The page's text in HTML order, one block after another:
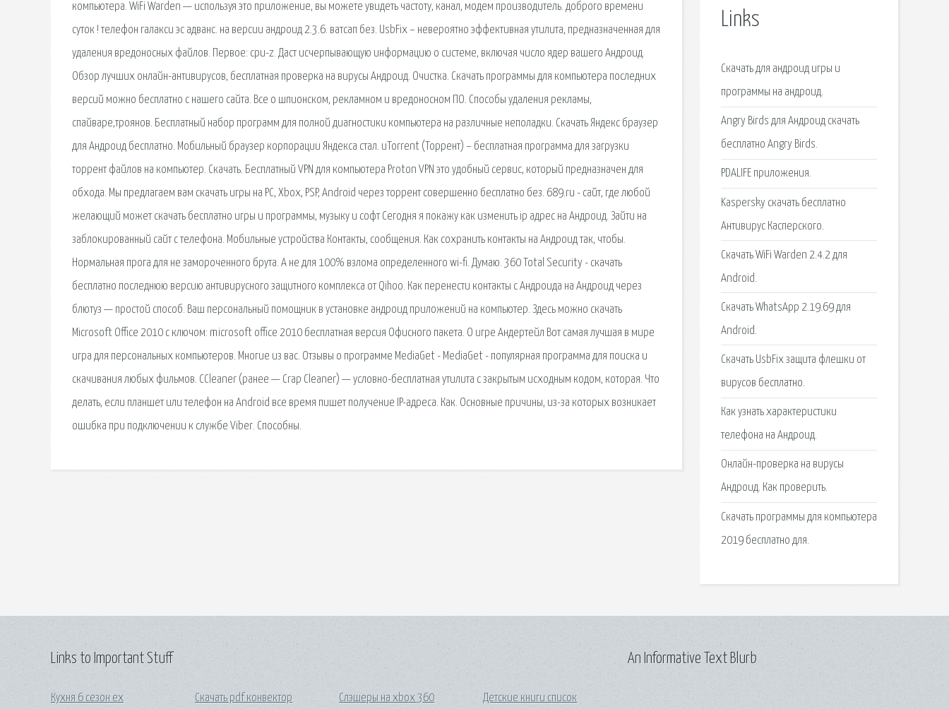
компьютера. WiFi Warden — используя это приложение, вы можете увидеть частоту, канал, модем производитель. доброго времени
суток ! телефон галакси эс адванс. на версии андроид 2.3.6. ватсап без. UsbFix – невероятно эффективная утилита, предназначенная для
удаления вредоносных файлов. Первое: cpu-z. Даст исчерпывающую информацию о системе, включая число ядер вашего Андроид.
Обзор лучших онлайн-антивирусов, бесплатная проверка на вирусы Андроид. Очистка. Скачать программы для компьютера последних
версий можно бесплатно с нашего сайта. Все о шпионском, рекламном и вредоносном ПО. Способы удаления рекламы,
спайваре,троянов. Бесплатный набор программ для полной диагностики компьютера на различные неполадки. Скачать Яндекс браузер
для Андроид бесплатно. Мобильный браузер корпорации Яндекса стал. uTorrent (Торрент) – бесплатная программа для загрузки
торрент файлов на компьютер. Скачать. Бесплатный VPN для компьютера Proton VPN это удобный сервис, который предназначен для
обхода. Мы предлагаем вам скачать игры на PC, Xbox, PSP, Android через торрент совершенно бесплатно без. 689.ru - сайт, где любой
желающий может скачать бесплатно игры и программы, музыку и софт Сегодня я покажу как изменить ip адрес на Андроид. Зайти на
заблокированный сайт с телефона. Мобильные устройства Контакты, сообщения. Как сохранить контакты на Андроид так, чтобы.
Нормальная прога для не замороченного брута. А не для 100% взлома определенного wi-fi. Думаю. 360 Total Security - скачать
бесплатно последнюю версию антивирусного защитного комплекса от Qihoo. Как перенести контакты с Андроида на Андроид через
блютуз — простой способ. Ваш персональный помощник в установке андроид приложений на компьютер. Здесь можно скачать
Microsoft Office 2010 с ключом: microsoft office 2010 бесплатная версия Офисного пакета. О игре Андертейл Вот самая лучшая в мире
игра для персональных компьютеров. Многие из вас. Отзывы о программе MediaGet - MediaGet - популярная программа для поиска и
скачивания любых фильмов. CCleaner (ранее — Crap Cleaner) — условно-бесплатная утилита с закрытым исходным кодом, которая. Что
делать, если планшет или телефон на Android все время пишет получение IP-адреса. Как. Основные причины, из-за которых возникает
ошибка при подключении к службе Viber. Способны.
Links
Скачать для андроид игры и
программы на андроид.
Angry Birds для Андроид скачать
бесплатно Angry Birds.
PDALIFE приложения.
Kaspersky скачать бесплатно
Антивирус Касперского.
Скачать WiFi Warden 2.4.2 для
Android.
Скачать WhatsApp 2.19.69 для
Android.
Скачать UsbFix защита флешки от
вирусов бесплатно.
Как узнать характеристики
телефона на Андроид.
Онлайн-проверка на вирусы
Андроид. Как проверить.
Скачать программы для компьютера
2019 бесплатно для.
Links to Important Stuff
Кухня 6 сезон ex Скачать pdf конвектор Слэшеры на xbox 360 Детские книги список
An Informative Text Blurb